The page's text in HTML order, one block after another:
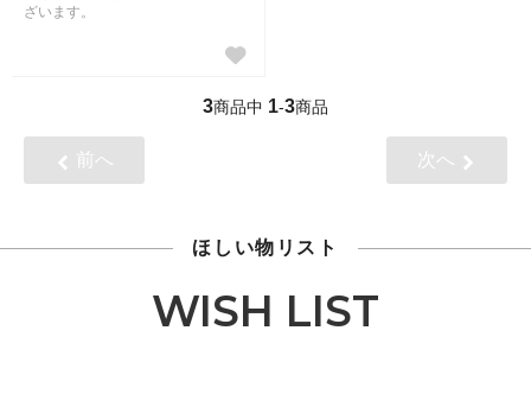
ざいます。
3商品中 1-3商品
前へ 次へ
ほしい物リスト
WISH LIST